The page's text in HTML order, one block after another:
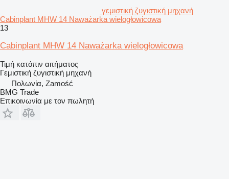
γεμιστική ζυγιστική μηχανή
Cabinplant MHW 14 Naważarka wielogłowicowa
13
Cabinplant MHW 14 Naważarka wielogłowicowa
Τιμή κατόπιν αιτήματος
Γεμιστική ζυγιστική μηχανή
Πολωνία, Zamość
BMG Trade
Επικοινωνία με τον πωλητή